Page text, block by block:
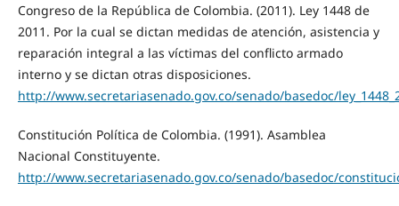
Congreso de la República de Colombia. (2011). Ley 1448 de
2011. Por la cual se dictan medidas de atención, asistencia y
reparación integral a las víctimas del conflicto armado
interno y se dictan otras disposiciones.
http://www.secretariasenado.gov.co/senado/basedoc/
Constitución Política de Colombia. (1991). Asamblea
Nacional Constituyente.
http://www.secretariasenado.gov.co/senado/basedoc/